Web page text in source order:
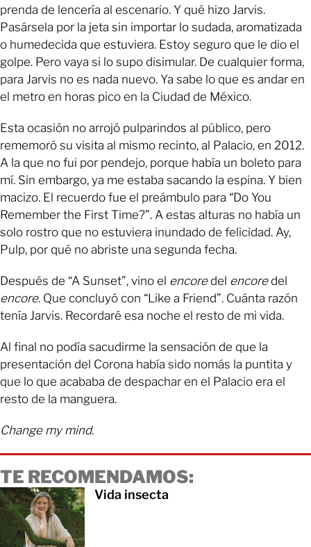
prenda de lencería al escenario. Y qué hizo Jarvis.
Pasársela por la jeta sin importar lo sudada, aromatizada
o humedecida que estuviera. Estoy seguro que le dio el
golpe. Pero vaya si lo supo disimular. De cualquier forma,
para Jarvis no es nada nuevo. Ya sabe lo que es andar en
el metro en horas pico en la Ciudad de México.
Esta ocasión no arrojó pulparindos al público, pero
rememoró su visita al mismo recinto, al Palacio, en 2012.
A la que no fui por pendejo, porque había un boleto para
mí. Sin embargo, ya me estaba sacando la espina. Y bien
macizo. El recuerdo fue el preámbulo para “Do You
Remember the First Time?”. A estas alturas no había un
solo rostro que no estuviera inundado de felicidad. Ay,
Pulp, por qué no abriste una segunda fecha.
Después de “A Sunset”, vino el encoredel encoredel
encore. Que concluyó con “Like a Friend”. Cuánta razón
tenía Jarvis. Recordaré esa noche el resto de mi vida.
Al final no podía sacudirme la sensación de que la
presentación del Corona había sido nomás la puntita y
que lo que acababa de despachar en el Palacio era el
resto de la manguera.
Change my mind.
TE RECOMENDAMOS:
Vida insecta